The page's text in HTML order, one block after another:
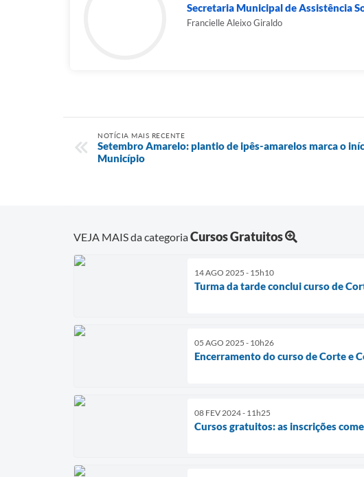
Secretaria Municipal de Assistência
Francielle Aleixo Giraldo
NOTÍCIA MAIS RECENTE
Setembro Amarelo: plantio de ipês-amarelos marca o
Município
VEJA MAIS da categoriaCursos Gratuitos
14 AGO 2025 - 15h10
Turma da tarde conclui curso de
05 AGO 2025 - 10h26
Encerramento do curso de Corte e
08 FEV 2024 - 11h25
Cursos gratuitos: as inscrições